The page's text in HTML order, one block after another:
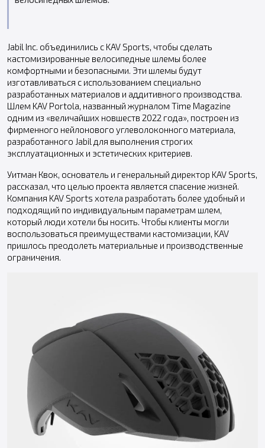
Jabil Inc. объединились с KAV Sports, чтобы сделать
кастомизированные велосипедные шлемы более
комфортными и безопасными. Эти шлемы будут
изготавливаться с использованием специально
разработанных материалов и аддитивного производства.
Шлем KAV Portola, названный журналом Time Magazine
одним из «величайших новшеств 2022 года», построен из
фирменного нейлонового углеволоконного материала,
разработанного Jabil для выполнения строгих
эксплуатационных и эстетических критериев.
Уитман Квок, основатель и генеральный директор KAV Sports,
рассказал, что целью проекта является спасение жизней.
Компания KAV Sports хотела разработать более удобный и
подходящий по индивидуальным параметрам шлем,
который люди хотели бы носить. Чтобы клиенты могли
воспользоваться преимуществами кастомизации, KAV
пришлось преодолеть материальные и производственные
ограничения.